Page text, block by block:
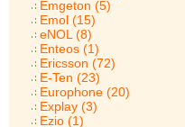
Emgeton (5)
Emol (15)
eNOL (8)
Enteos (1)
Ericsson (72)
E-Ten (23)
Europhone (20)
Explay (3)
Ezio (1)